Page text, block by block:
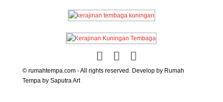
© rumahtempa.com - All rights reserved. Develop by Rumah
Tempa by Saputra Art